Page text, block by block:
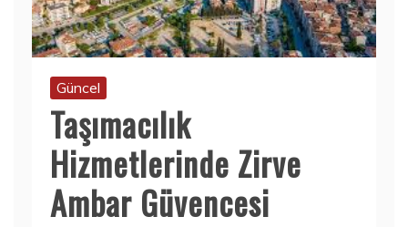
Güncel
Taşımacılık
Hizmetlerinde Zirve
Ambar Güvencesi